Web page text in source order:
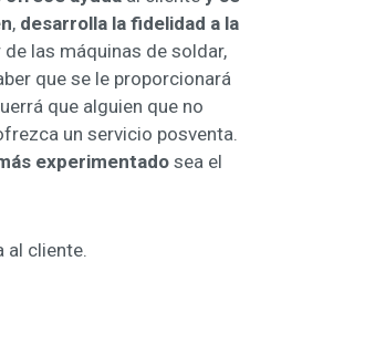
, desarrolla la fidelidad a la
las máquinas de soldar,
que se le proporcionará
que alguien que no
un servicio posventa.
experimentado sea el
al cliente.